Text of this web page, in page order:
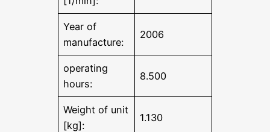
Year of
manufacture:
2006
operating
hours:
8.500
Weight of unit
[kg]:
1.130